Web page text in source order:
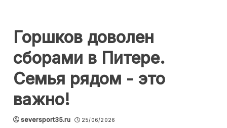
Горшков доволен
сборами в Питере.
Семья рядом - это
важно!
seversport35.ru 25/06/2026